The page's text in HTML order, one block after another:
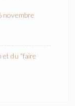
novembre
et du “faire